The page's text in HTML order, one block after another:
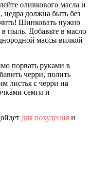
оливкового масла и
должна быть без
Шинковать нужно
пыль. Добавьте в масло
массы вилкой
порвать руками в
черри, полить
листья с черри на
семги и
для похудения и